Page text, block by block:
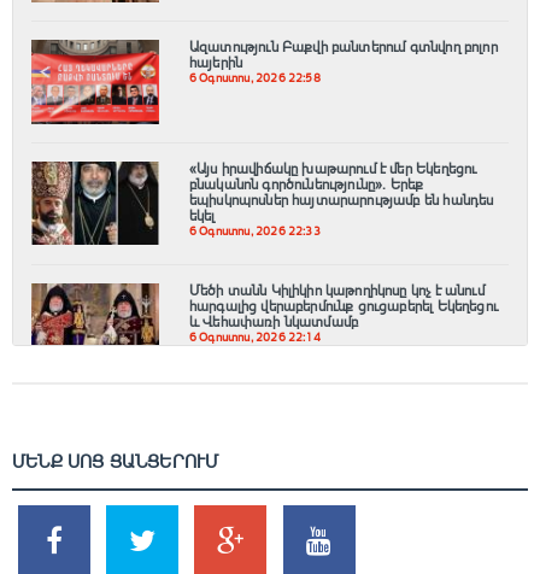
Ազատություն Բաքվի բանտերում գտնվող բոլոր
հայերին
6 Օգոստոս, 2026 22:58
«Այս իրավիճակը խաթարում է մեր Եկեղեցու
բնականոն գործունեությունը»․ Երեք
եպիսկոպոսներ հայտարարությամբ են հանդես
եկել
6 Օգոստոս, 2026 22:33
Մեծի տանն Կիլիկիո կաթողիկոսը կոչ է անում
հարգալից վերաբերմունք ցուցաբերել Եկեղեցու
և Վեհափառի նկատմամբ
6 Օգոստոս, 2026 22:14
ՄԵՆՔ ՍՈՑ ՑԱՆՑԵՐՈՒՄ
2k
SHARES
1.5k
TWEETS
203
SHARES
620
SHARES